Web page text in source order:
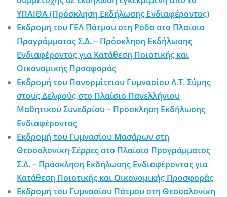
ΥΠΑΙΘΑ (Πρόσκληση Εκδήλωσης Ενδιαφέροντος)
Εκδρομή του ΓΕΛ Πάτμου στη Ρόδο στο Πλαίσιο
Προγράμματος Σ.Δ. – Πρόσκληση Εκδήλωσης
Ενδιαφέροντος για Κατάθεση Ποιοτικής και
Οικονομικής Προσφοράς
Εκδρομή του Πανορμίτειου Γυμνασίου Λ.Τ. Σύμης
στους Δελφούς στο Πλαίσιο Πανελλήνιου
Μαθητικού Συνεδρίου – Πρόσκληση Εκδήλωσης
Ενδιαφέροντος
Εκδρομή του Γυμνασίου Μασάρων στη
Θεσσαλονίκη-Σέρρες στο Πλαίσιο Προγράμματος
Σ.Δ. – Πρόσκληση Εκδήλωσης Ενδιαφέροντος για
Κατάθεση Ποιοτικής και Οικονομικής Προσφοράς
Εκδρομή του Γυμνασίου Πάτμου στη Θεσσαλονίκη